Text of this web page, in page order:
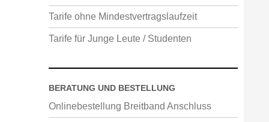
Tarife ohne Mindestvertragslaufzeit
Tarife für Junge Leute / Studenten
BERATUNG UND BESTELLUNG
Onlinebestellung Breitband Anschluss